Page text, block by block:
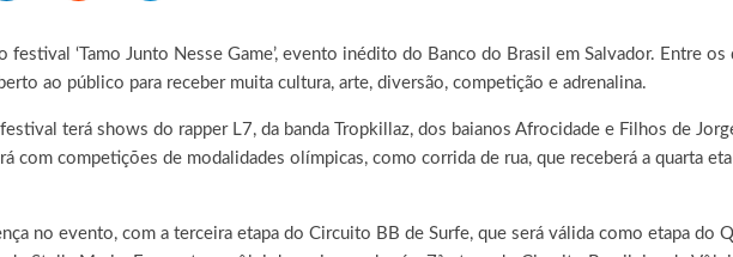
festival ‘Tamo Junto Nesse Game’, evento inédito do Banco do Brasil em Salvador. Entre
ao público para receber muita cultura, arte, diversão, competição e adrenalina.
terá shows do rapper L7, da banda Tropkillaz, dos baianos Afrocidade e Filhos de
com competições de modalidades olímpicas, como corrida de rua, que receberá a quarta
no evento, com a terceira etapa do Circuito BB de Surfe, que será válida como etapa do